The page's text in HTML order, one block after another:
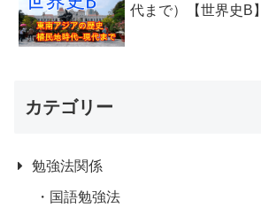
代まで）【世界史B】
カテゴリー
勉強法関係
国語勉強法